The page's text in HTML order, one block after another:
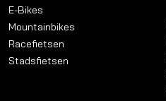
E-Bikes
Mountainbikes
Racefietsen
Stadsfietsen